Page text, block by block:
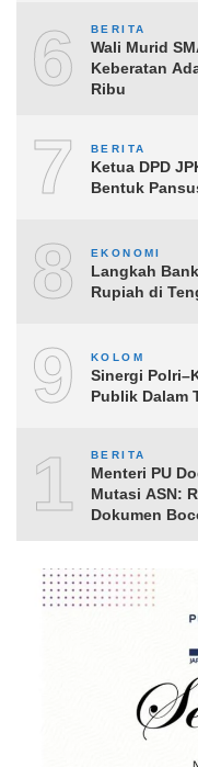
6 BERITA
Wali Murid
Keberatan
Ribu
7 BERITA
Ketua DPD
Bentuk
8 EKONOMI
Langkah
Rupiah di
9 KOLOM
Sinergi
Publik Dalam
10BERITA
Menteri PU
Mutasi ASN:
Dokumen